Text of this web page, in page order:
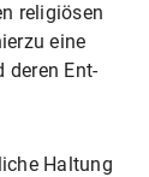
religiösen
eine
deren Ent­
Haltung